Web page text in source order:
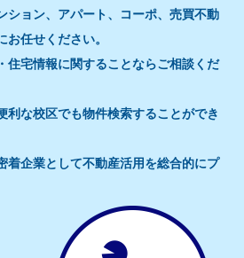
ション、アパート、コーポ、売買不動
任せください。
住宅情報に関することならご相談くだ
利な校区でも物件検索することができ
着企業として不動産活用を総合的にプ